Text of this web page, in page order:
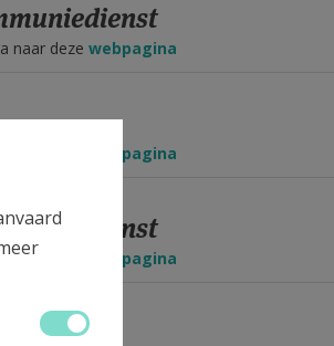
naar dezewebpagina
naar deze webpagina
naar deze webpagina